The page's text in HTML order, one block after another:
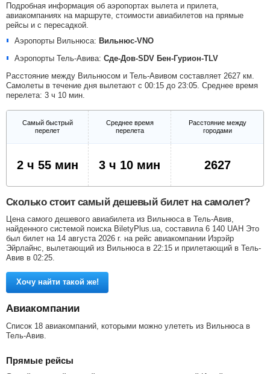
Подробная информация об аэропортах вылета и прилета,
авиакомпаниях на маршруте, стоимости авиабилетов на прямые
рейсы и с пересадкой.
Аэропорты Вильнюса: Вильнюс-VNO
Аэропорты Тель-Авива: Сде-Дов-SDV Бен-Гурион-TLV
Расстояние между Вильнюсом и Тель-Авивом составляет 2627 км.
Самолеты в течение дня вылетают с 00:15 до 23:05. Среднее время
перелета: 3 ч 10 мин.
Самый быстрый
перелет
Среднее время
перелета
Расстояние между
городами
2 ч 55 мин 3 ч 10 мин 2627
Сколько стоит самый дешевый билет на самолет?
Цена самого дешевого авиабилета из Вильнюса в Тель-Авив,
найденного системой поиска BiletyPlus.ua, составила 6 140 UAH Это
был билет на 14 августа 2026 г. на рейс авиакомпании Изрэйр
Эйрлайнc, вылетающий из Вильнюса в 22:15 и прилетающий в Тель-
Авив в 02:25.
Хочу найти такой же!
Авиакомпании
Список 18 авиакомпаний, которыми можно улететь из Вильнюса в
Тель-Авив.
Прямые рейсы